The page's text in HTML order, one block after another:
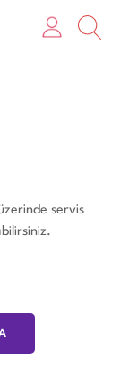
servis